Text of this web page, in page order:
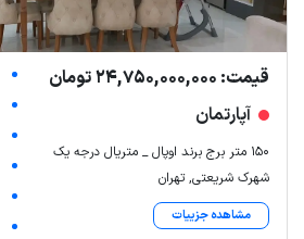
قیمت: 24,750,000,000 تومان
آپارتمان
۱۵۰ متر برج برند اوپال _ متریال درجه یک
شهرک شریعتی, تهران
مشاهده جزییات